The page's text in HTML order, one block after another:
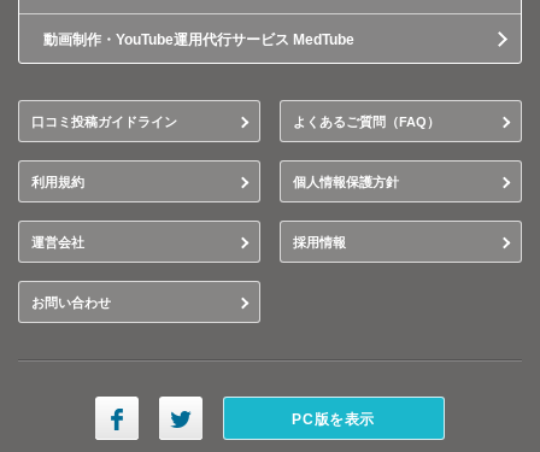
動画制作・YouTube運用代行サービス MedTube
口コミ投稿ガイドライン よくあるご質問（FAQ）
利用規約 個人情報保護方針
運営会社 採用情報
お問い合わせ
PC版を表示